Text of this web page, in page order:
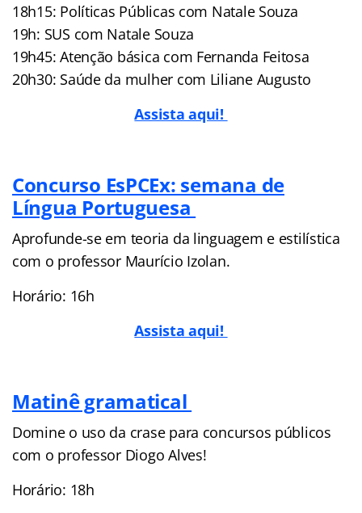
18h15: Políticas Públicas com Natale Souza
19h: SUS com Natale Souza
19h45: Atenção básica com Fernanda Feitosa
20h30: Saúde da mulher com Liliane Augusto
Assista aqui!
Concurso EsPCEx: semana de
Língua Portuguesa
Aprofunde-se em teoria da linguagem e estilística
com o professor Maurício Izolan.
Horário: 16h
Assista aqui!
Matinê gramatical
Domine o uso da crase para concursos públicos
com o professor Diogo Alves!
Horário: 18h